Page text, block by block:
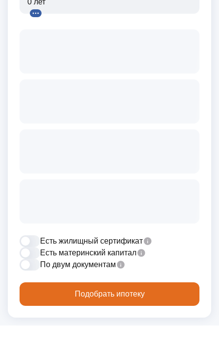
Есть жилищный сертификат
Есть материнский капитал
По двум документам
Подобрать ипотеку